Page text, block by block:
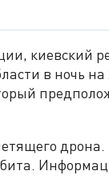
киевский
в ночь
дрона.